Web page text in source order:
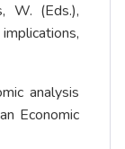
W. (Eds.),
analysis
Economic